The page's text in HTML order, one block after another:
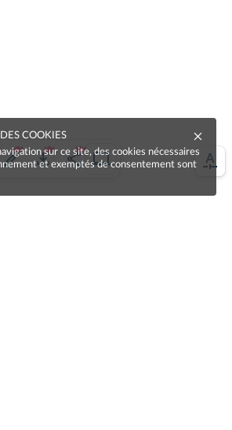
COOKIES
sur ce site, des cookies nécessaires
et exemptés de consentement sont